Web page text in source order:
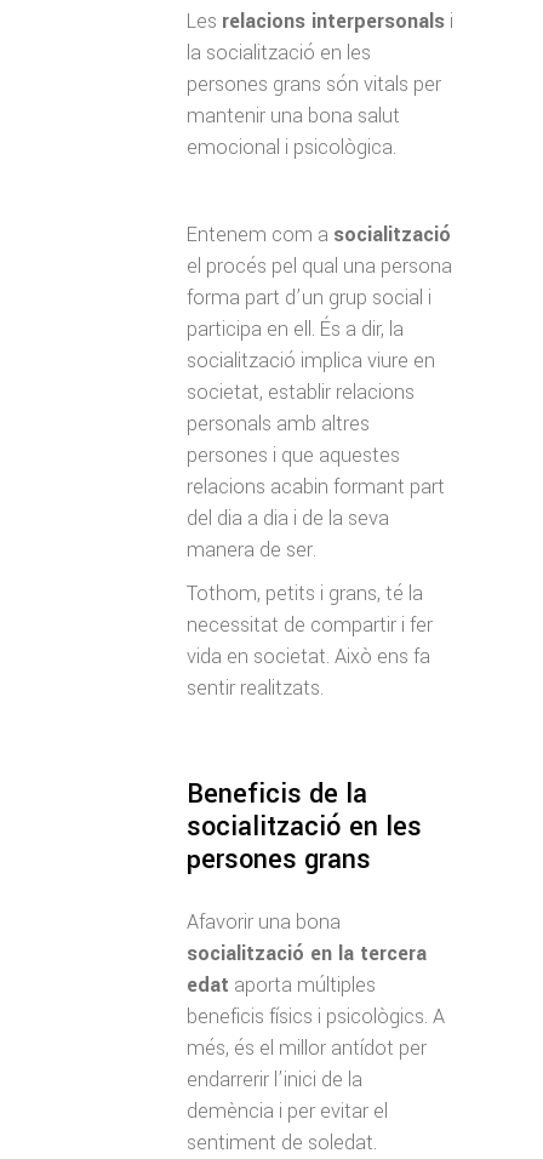
Les relacions interpersonals i
la socialització en les
persones grans són vitals per
mantenir una bona salut
emocional i psicològica.
Entenem com a socialització
el procés pel qual una persona
forma part d’un grup social i
participa en ell. És a dir, la
socialització implica viure en
societat, establir relacions
personals amb altres
persones i que aquestes
relacions acabin formant part
del dia a dia i de la seva
manera de ser.
Tothom, petits i grans, té la
necessitat de compartir i fer
vida en societat. Això ens fa
sentir realitzats.
Beneficis de la
socialització en les
persones grans
Afavorir una bona
socialització en la tercera
edat aporta múltiples
beneficis físics i psicològics. A
més, és el millor antídot per
endarrerir l’inici de la
demència i per evitar el
sentiment de soledat.